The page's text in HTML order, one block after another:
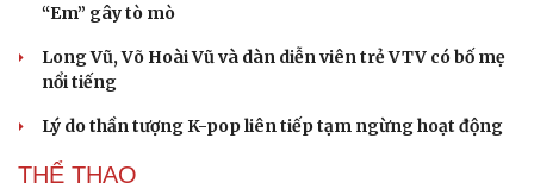
“Em” gây tò mò
Long Vũ, Võ Hoài Vũ và dàn diễn viên trẻ VTV có bố mẹ
nổi tiếng
Lý do thần tượng K-pop liên tiếp tạm ngừng hoạt động
THỂ THAO